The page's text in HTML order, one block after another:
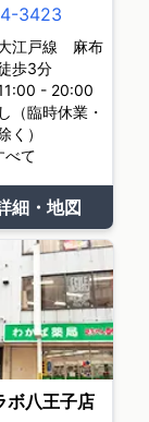
3423
江戸線 麻布
歩3分
- 20:00
（臨時休業・
く）
べて
細・地図
ボ八王子店